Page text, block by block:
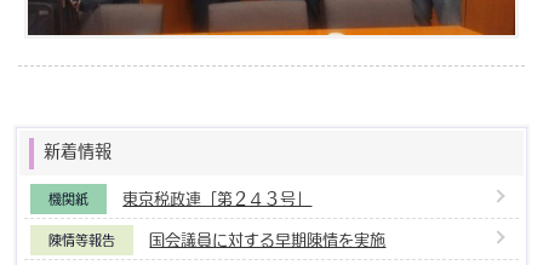
新着情報
機関紙 東京税政連「第２４３号」
陳情等報告 国会議員に対する早期陳情を実施